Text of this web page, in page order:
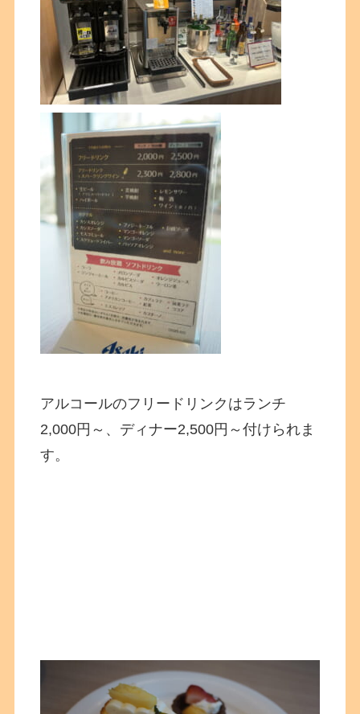
アルコールのフリードリンクはランチ
2,000円～、ディナー2,500円～付けられま
す。